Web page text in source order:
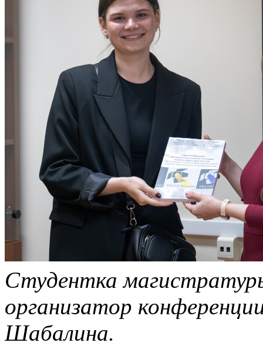
Студентка
организатор
Шабалина.